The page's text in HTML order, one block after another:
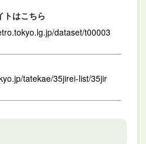
トはこちら
dataset/t00003
tatekae/35jirei-list/35jir